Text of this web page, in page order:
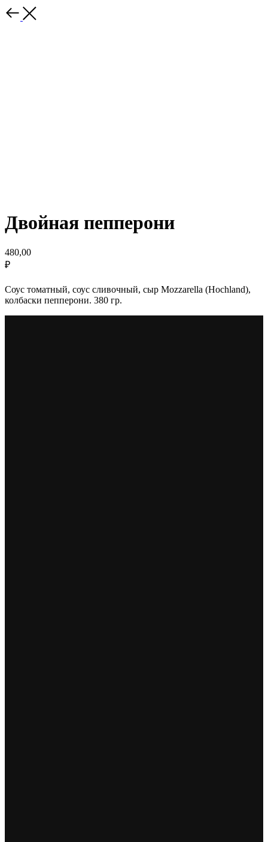
Двойная пепперони
480,00
₽
Соус томатный, соус сливочный, сыр Mozzarella (Hochland),
колбаски пепперони. 380 гр.